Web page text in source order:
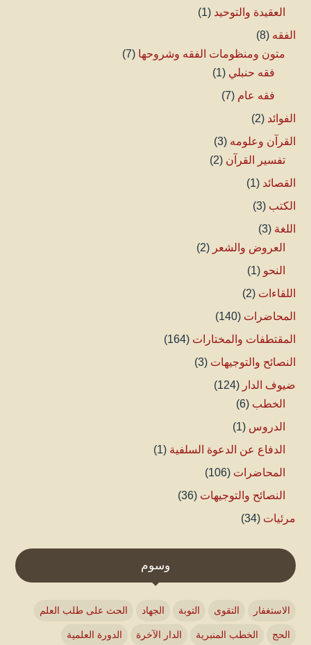
العقيدة والتوحيد (1)
الفقه (8)
متون ومنظومات الفقه وشروحها (7)
فقه حنبلي (1)
فقه عام (7)
الفوائد (2)
القرآن وعلومه (3)
تفسير القرآن (2)
القصائد (1)
الكتب (3)
اللغة (3)
العروض والشعر (2)
النحو (1)
اللقاءات (2)
المحاضرات (140)
المقتطفات والمختارات (164)
النصائح والتوجيهات (3)
ضيوف الدار (124)
الخطب (6)
الدروس (1)
الدفاع عن الدعوة السلفية (1)
المحاضرات (106)
النصائح والتوجيهات (36)
مرئيات (34)
وسوم
الاستغفار التقوى التوبة الجهاد الحث على طلب العلم
الحج الخطب المنبرية الدار الآخرة الدورة العلمية